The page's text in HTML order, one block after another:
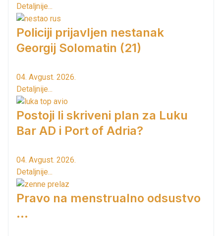
Detaljnije...
Policiji prijavljen nestanak
Georgij Solomatin (21)
04. Avgust. 2026.
Detaljnije...
Postoji li skriveni plan za Luku
Bar AD i Port of Adria?
04. Avgust. 2026.
Detaljnije...
Pravo na menstrualno odsustvo
...